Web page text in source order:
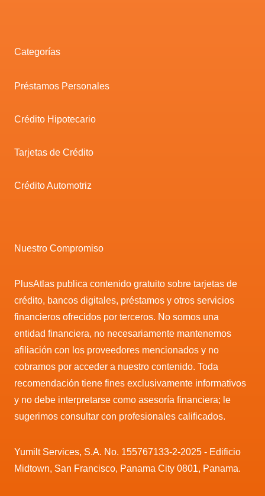
Categorías
Préstamos Personales
Crédito Hipotecario
Tarjetas de Crédito
Crédito Automotriz
Nuestro Compromiso
PlusAtlas publica contenido gratuito sobre tarjetas de
crédito, bancos digitales, préstamos y otros servicios
financieros ofrecidos por terceros. No somos una
entidad financiera, no necesariamente mantenemos
afiliación con los proveedores mencionados y no
cobramos por acceder a nuestro contenido. Toda
recomendación tiene fines exclusivamente informativos
y no debe interpretarse como asesoría financiera; le
sugerimos consultar con profesionales calificados.
Yumilt Services, S.A. No. 155767133-2-2025 - Edificio
Midtown, San Francisco, Panama City 0801, Panama.